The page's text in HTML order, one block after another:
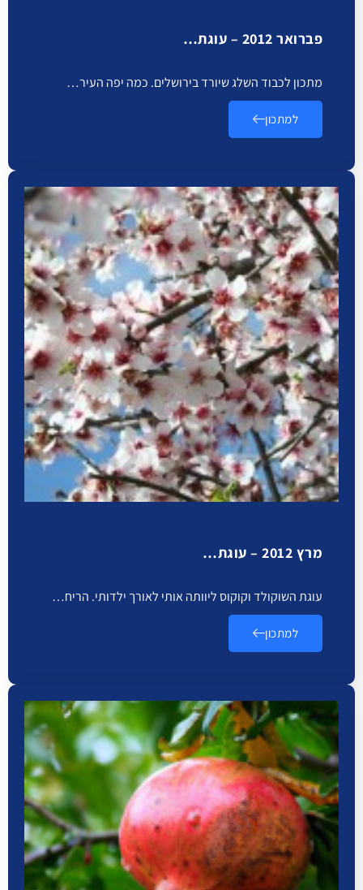
פברואר 2012 – עוגת…
מתכון לכבוד השלג שיורד בירושלים. כמה יפה העיר…
למתכון
מרץ 2012 – עוגת…
עוגת השוקולד וקוקוס ליוותה אותי לאורך ילדותי. הריח…
למתכון